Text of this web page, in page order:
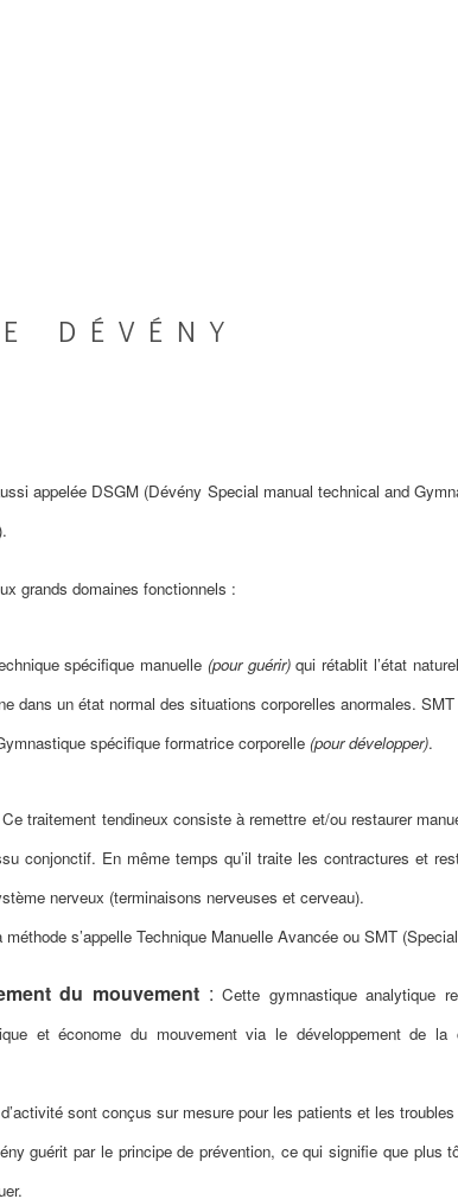
DÉVÉNY
appelée DSGM (Dévény Special manual technical and
grands domaines fonctionnels :
spécifique manuelle (pour guérir)qui rétablit l’état
dans un état normal des situations corporelles anormales.
spécifique formatrice corporelle(pour développer).
Ce traitement tendineux consiste à remettre et/ou restaurer
conjonctif. En même temps qu’il traite les contractures et
nerveux (terminaisons nerveuses et cerveau).
s’appelle Technique Manuelle Avancée ou SMT
du mouvement :Cette gymnastique analytique
et économe du mouvement via le développement de
sont conçus sur mesure pour les patients et les troubles
guérit par le principe de prévention, ce qui signifie que plus